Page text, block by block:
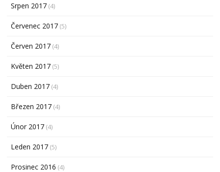
Srpen 2017 (4)
Červenec 2017 (5)
Červen 2017 (4)
Květen 2017 (5)
Duben 2017 (4)
Březen 2017 (4)
Únor 2017 (4)
Leden 2017 (5)
Prosinec 2016 (4)